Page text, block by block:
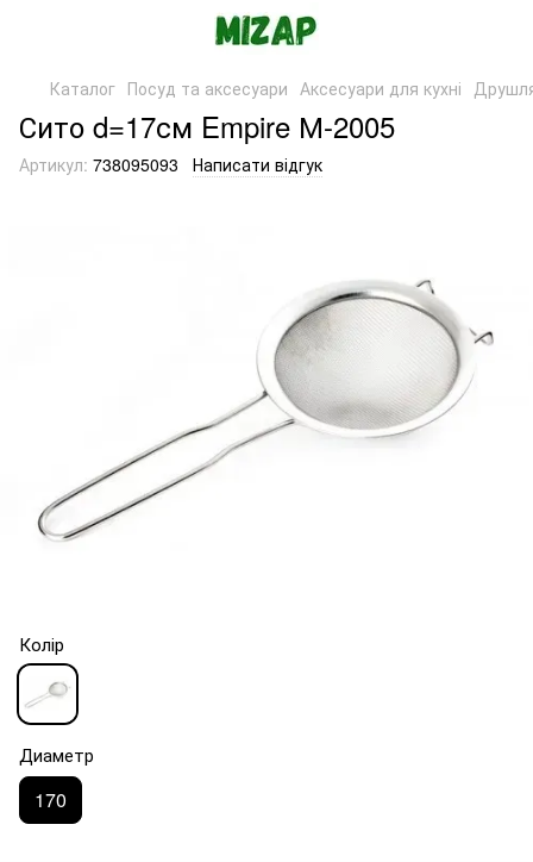
Каталог Посуд та аксесуари Аксесуари для кухні
Сито d=17см Empire М-2005
Артикул: 738095093 Написати відгук
Колір
Диаметр
170